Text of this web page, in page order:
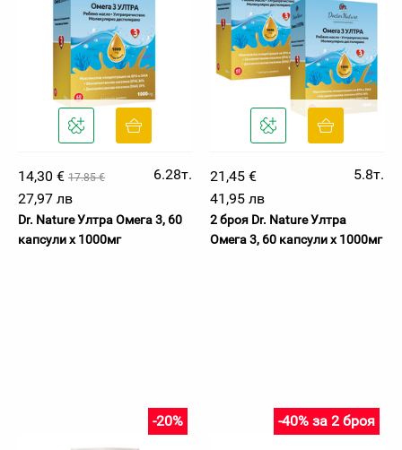
14,30 € 17.85 €
6.28т.
27,97 лв
Dr. Nature Ултра Омега 3, 60
капсули х 1000мг
21,45 €
5.8т.
41,95 лв
2 броя Dr. Nature Ултра
Омега 3, 60 капсули х 1000мг
-20% -40% за 2 броя